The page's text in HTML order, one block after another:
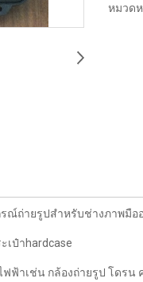
หมวด
ณ์ถ่ายรูปสำหรับช่างภาพมือ
ป๋าhardcase
เช่น กล้องถ่ายรูป โดรน